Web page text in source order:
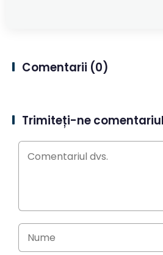
Comentarii (0)
Trimiteți-ne